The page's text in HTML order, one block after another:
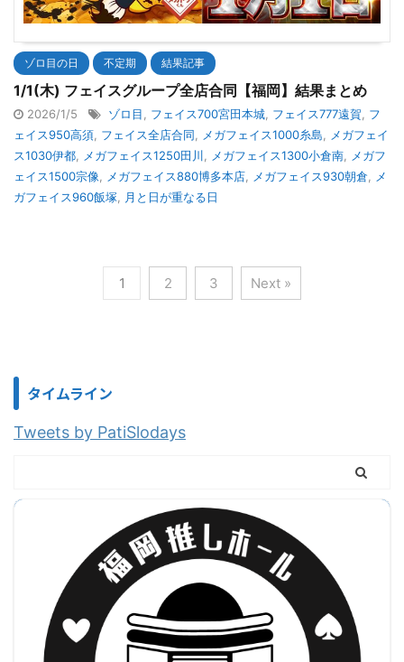
ゾロ目の日 不定期 結果記事
1/1(木) フェイスグループ全店合同【福岡】結果まとめ
2026/1/5 ゾロ目, フェイス700宮田本城, フェイス777遠賀, フ
ェイス950高須, フェイス全店合同, メガフェイス1000糸島, メガフェイ
ス1030伊都, メガフェイス1250田川, メガフェイス1300小倉南, メガフ
ェイス1500宗像, メガフェイス880博多本店, メガフェイス930朝倉, メ
ガフェイス960飯塚, 月と日が重なる日
1 2 3 Next »
タイムライン
Tweets by PatiSlodays